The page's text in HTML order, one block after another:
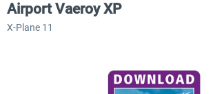
Airport Vaeroy XP
X-Plane 11